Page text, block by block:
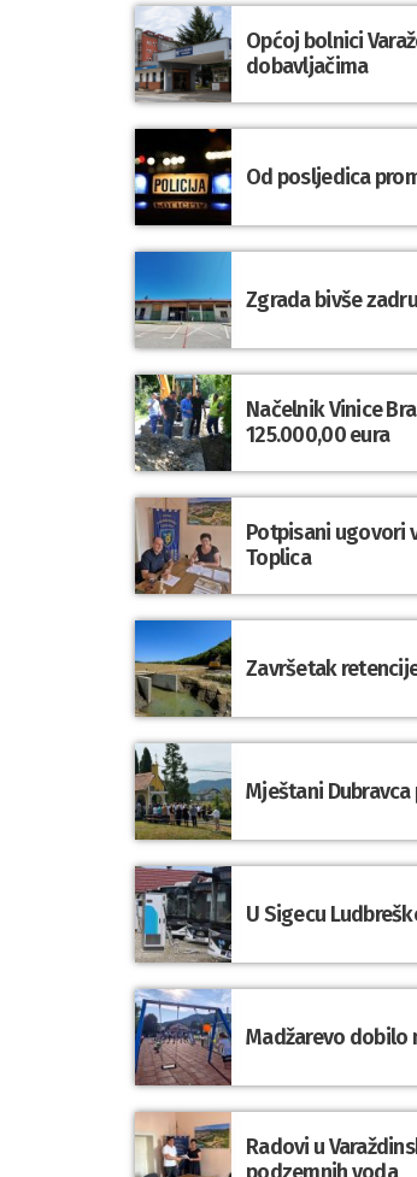
Općoj bolnici
dobavljačima
Od posljedica
Zgrada bivše
Načelnik Vinice
125.000,00 eura
Potpisani ugovori
Toplica
Završetak
Mještani
U Sigecu
Madžarevo dobilo
Radovi u